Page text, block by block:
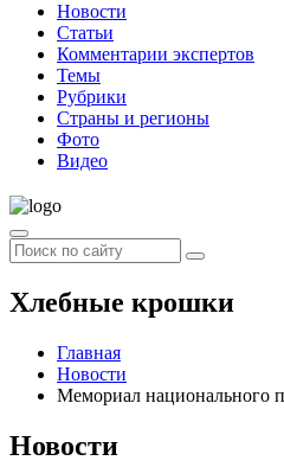
Новости
Статьи
Комментарии экспертов
Темы
Рубрики
Страны и регионы
Фото
Видео
Хлебные крошки
Главная
Новости
Мемориал национального
Новости